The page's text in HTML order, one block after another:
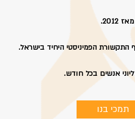
הפמיניסטי היחיד בישראל.
אנשים בכל חודש.
בנו